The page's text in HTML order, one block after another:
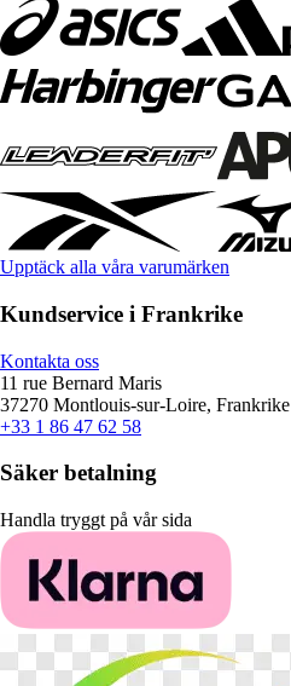
Upptäck alla våra varumärken
Kundservice i Frankrike
Kontakta oss
11 rue Bernard Maris
37270 Montlouis-sur-Loire, Frankrike
+33 1 86 47 62 58
Säker betalning
Handla tryggt på vår sida